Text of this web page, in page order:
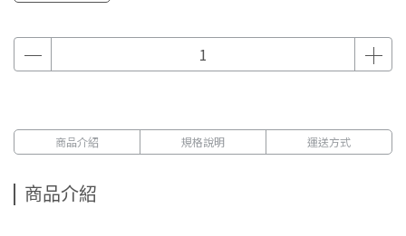
商品介紹 規格說明 運送方式
商品介紹